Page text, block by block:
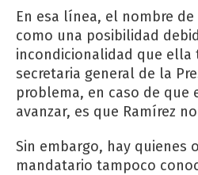
En esa línea, el nombre de
como una posibilidad
incondicionalidad que ella
secretaria general de la
problema, en caso de que
avanzar, es que Ramírez
Sin embargo, hay quienes
mandatario tampoco